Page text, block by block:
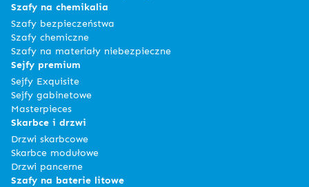
Szafy na chemikalia
Szafy bezpieczeństwa
Szafy chemiczne
Szafy na materiały niebezpieczne
Sejfy premium
Sejfy Exquisite
Sejfy gabinetowe
Masterpieces
Skarbce i drzwi
Drzwi skarbcowe
Skarbce modułowe
Drzwi pancerne
Szafy na baterie litowe